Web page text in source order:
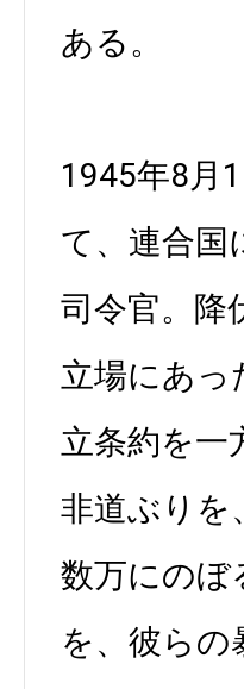
ある。
1945年8月
て、連合国
司令官。降
立場にあっ
立条約を一
非道ぶりを
数万にのぼ
を、彼らの